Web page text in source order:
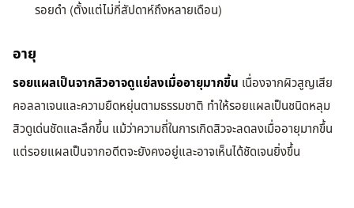
รอยดำ (ตั้งแต่ไม่กี่สัปดาห์ถึงหลายเดือน)
อายุ
รอยแผลเป็นจากสิวอาจดูแย่ลงเมื่ออายุมากขึ้น เนื่องจากผิวสูญเสีย
คอลลาเจนและความยืดหยุ่นตามธรรมชาติ ทำให้รอยแผลเป็นชนิดหลุม
สิวดูเด่นชัดและลึกขึ้น แม้ว่าความถี่ในการเกิดสิวจะลดลงเมื่ออายุมากขึ้น
แต่รอยแผลเป็นจากอดีตจะยังคงอยู่และอาจเห็นได้ชัดเจนยิ่งขึ้น